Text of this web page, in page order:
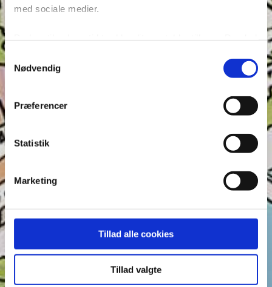
med sociale medier.
fungerer optimalt, hvis du ikke accepterer cookies eller
tilbagetrækker et samtykke. Du kan læse mere om vores
brug af cookies og behandling af dine personoplysninger i
forbindelse hermed i både vores
Samtykkevalg
Nødvendig
Præferencer
Statistik
Marketing
Tillad alle cookies
Tillad valgte
Quiz: Gæt landet
mar 14, 2025